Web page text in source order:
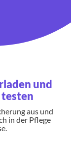
und
aus und
in der Pflege